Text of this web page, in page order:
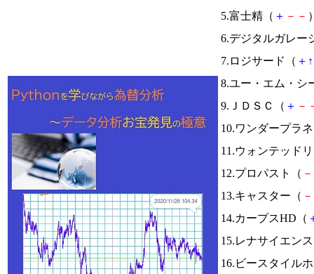
5.富士精（ ＋ － －
6.デジタルガレー
7.ロジサード（ ＋ ↑
8.ユー・エム・シ
9.ＪＤＳＣ（ ＋ －
10.ワンダープラ
11.ウォンテッド
12.プロパスト（ －
13.キャスター（ －
14.カープスHD（
15.レナサイエン
16.ビースタイル